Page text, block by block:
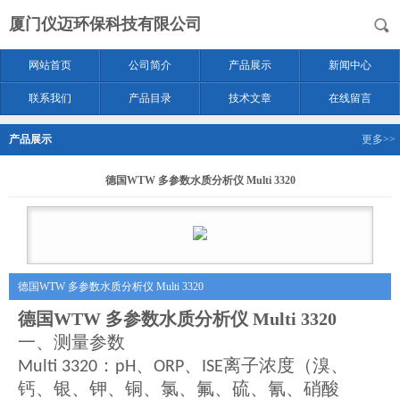
厦门仪迈环保科技有限公司
网站首页 公司简介 产品展示 新闻中心
联系我们 产品目录 技术文章 在线留言
产品展示 更多>>
德国WTW 多参数水质分析仪 Multi 3320
德国WTW 多参数水质分析仪 Multi 3320
德国WTW 多参数水质分析仪 Multi 3320
一、测量参数
Multi 3320 ： pH 、 ORP、 ISE离子浓度（溴、
钙、银、钾、铜、氯、氟、硫、氰、硝酸